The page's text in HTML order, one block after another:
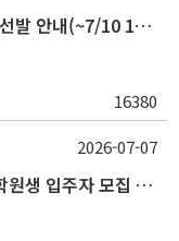
2026-2학기 신격호 롯데장학관 입주생 선발 안내(~7/10 10:00)
16380
2026학년도 2학기 시흥캠퍼스 주택 대학원생 입주자 모집 안내
2026-07-07